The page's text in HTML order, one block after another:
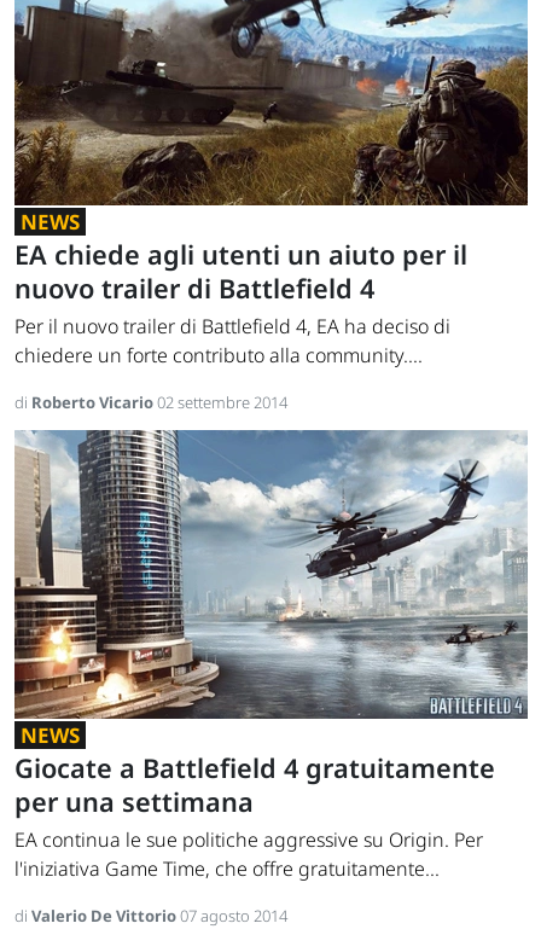
NEWS
EA chiede agli utenti un aiuto per il
nuovo trailer di Battlefield 4
Per il nuovo trailer di Battlefield 4, EA ha deciso di
chiedere un forte contributo alla community....
di Roberto Vicario02 settembre 2014
NEWS
Giocate a Battlefield 4 gratuitamente
per una settimana
EA continua le sue politiche aggressive su Origin. Per
l'iniziativa Game Time, che offre gratuitamente...
di Valerio De Vittorio07 agosto 2014